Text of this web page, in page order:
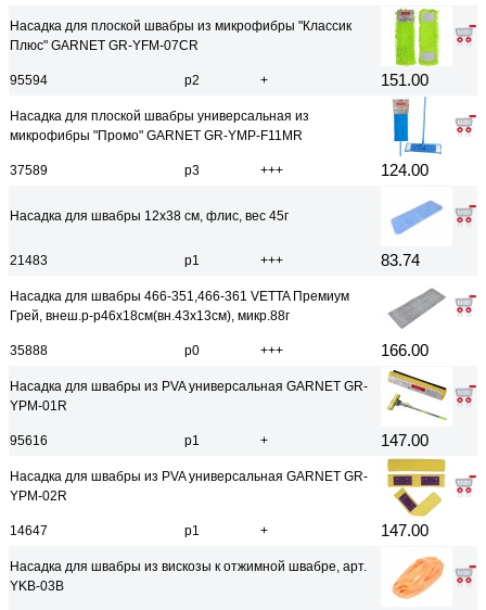
Насадка для плоской швабры из микрофибры "Классик
Плюс" GARNET GR-YFM-07CR
95594 р2 + 151.00
Насадка для плоской швабры универсальная из
микрофибры "Промо" GARNET GR-YMP-F11MR
37589 р3 +++ 124.00
Насадка для швабры 12х38 см, флис, вес 45г
21483 р1 +++ 83.74
Насадка для швабры 466-351,466-361 VETTA Премиум
Грей, внеш.р-р46х18см(вн.43х13см), микр.88г
35888 р0 +++ 166.00
Насадка для швабры из PVA универсальная GARNET GR-
YPM-01R
95616 р1 + 147.00
Насадка для швабры из PVA универсальная GARNET GR-
YPM-02R
14647 р1 + 147.00
Насадка для швабры из вискозы к отжимной швабре, арт.
YKB-03В